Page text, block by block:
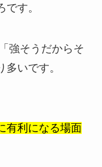
す。
強そうだからそ
いです。
有利になる場面